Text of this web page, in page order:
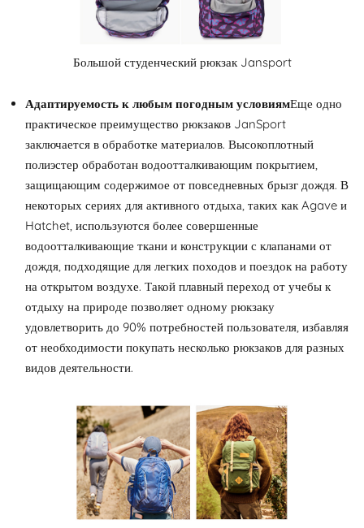
Большой студенческий рюкзак Jansport
Адаптируемость к любым погодным условиямЕще одно
практическое преимущество рюкзаков JanSport
заключается в обработке материалов. Высокоплотный
полиэстер обработан водоотталкивающим покрытием,
защищающим содержимое от повседневных брызг дождя. В
некоторых сериях для активного отдыха, таких как Agave и
Hatchet, используются более совершенные
водоотталкивающие ткани и конструкции с клапанами от
дождя, подходящие для легких походов и поездок на работу
на открытом воздухе. Такой плавный переход от учебы к
отдыху на природе позволяет одному рюкзаку
удовлетворить до 90% потребностей пользователя, избавляя
от необходимости покупать несколько рюкзаков для разных
видов деятельности.